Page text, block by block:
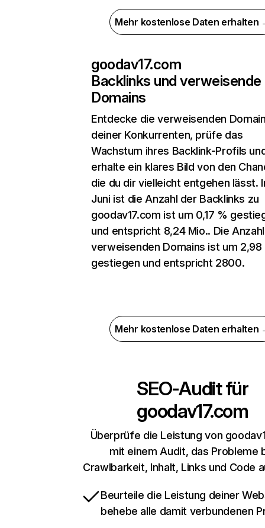
Mehr kostenlose Daten erhalten
goodav17.com
Backlinks und verweisende
Domains
Entdecke die verweisenden
deiner Konkurrenten, prüfe das
Wachstum ihres Backlink-Profils
erhalte ein klares Bild von den
die du dir vielleicht entgehen lässt.
Juni ist die Anzahl der Backlinks zu
goodav17.com ist um 0,17 %
und entspricht 8,24 Mio.. Die
verweisenden Domains ist um 2,98
gestiegen und entspricht 2800.
Mehr kostenlose Daten erhalten
SEO-Audit für
goodav17.com
Überprüfe die Leistung von
mit einem Audit, das Probleme
Crawlbarkeit, Inhalt, Links und Code
Beurteile die Leistung deiner
behebe alle damit verbundenen